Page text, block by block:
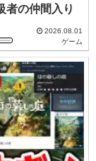
者の仲間入り
2026.08.01
ゲーム